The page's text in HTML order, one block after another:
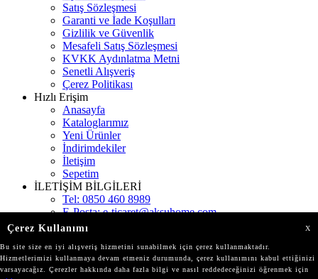
Satış Sözleşmesi
Garanti ve İade Koşulları
Gizlilik ve Güvenlik
Mesafeli Satış Sözleşmesi
KVKK Aydınlatma Metni
Senetli Alışveriş
Çerez Politikası
Hızlı Erişim
Anasayfa
Kataloglarımız
Yeni Ürünler
İndirimdekiler
İletişim
Sepetim
İLETİŞİM BİLGİLERİ
Tel: 0850 460 8989
E-Posta:e-ticaret@aksuhome.com
Adres:
Mağazalarımız
Çerez Kullanımı X
Bu site size en iyi alışveriş hizmetini sunabilmek için çerez kullanmaktadır.
Hizmetlerimizi kullanmaya devam etmeniz durumunda, çerez kullanımını kabul ettiğinizi
varsayacağız. Çerezler hakkında daha fazla bilgi ve nasıl reddedeceğinizi öğrenmek için